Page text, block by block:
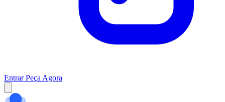
Entrar Peça Agora